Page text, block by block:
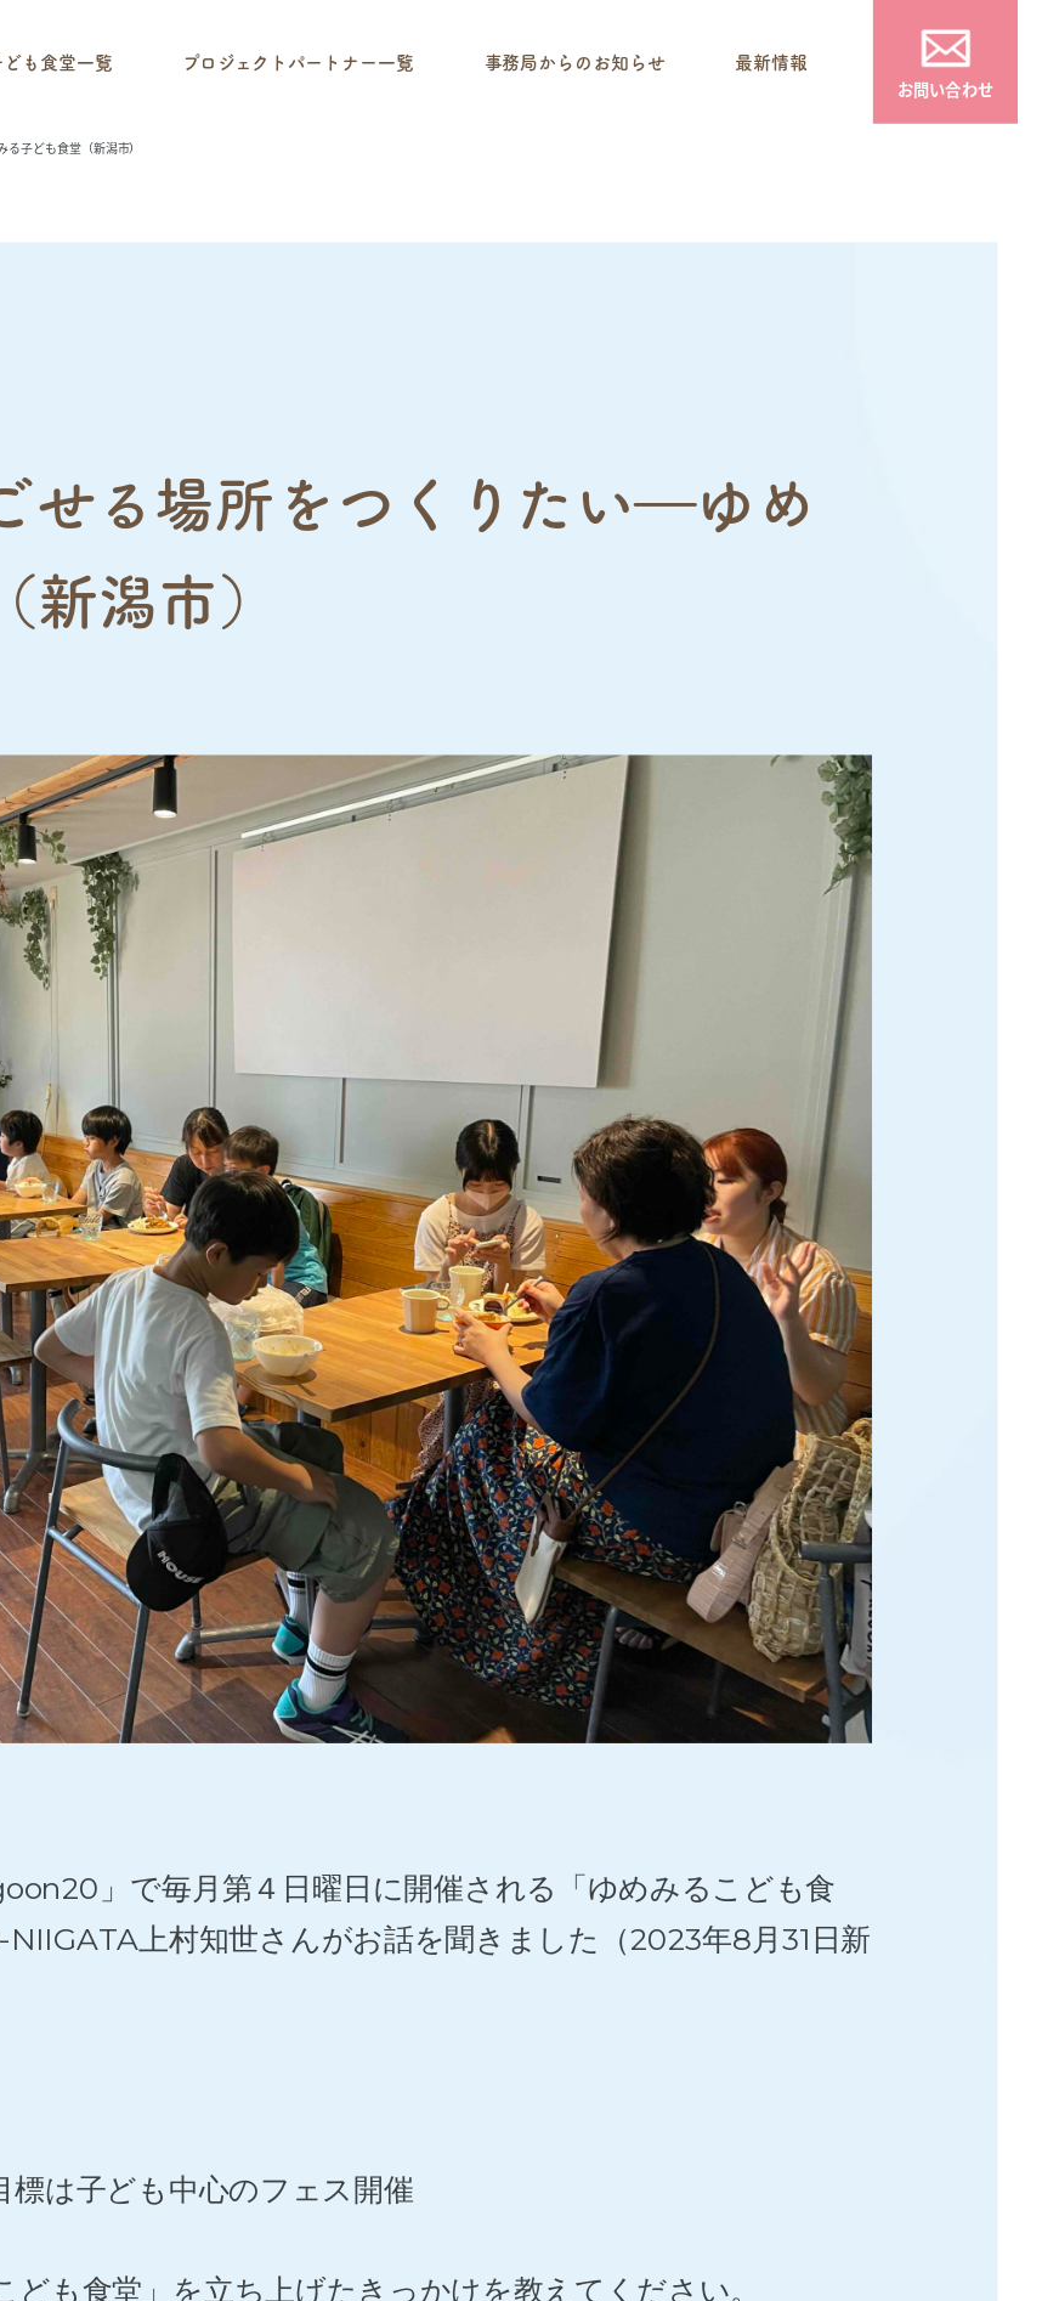
ども食堂一覧 プロジェクトパートナー一覧 事務局からのお知らせ 最新情報
お問い合わせ
子ども食堂（新潟市）
せる場所をつくりたい―ゆめ
新潟市）
」で毎月第４日曜日に開催される「ゆめみるこども食
上村知世さんがお話を聞きました（2023年8月31日新
は子ども中心のフェス開催
も食堂」を立ち上げたきっかけを教えてください。